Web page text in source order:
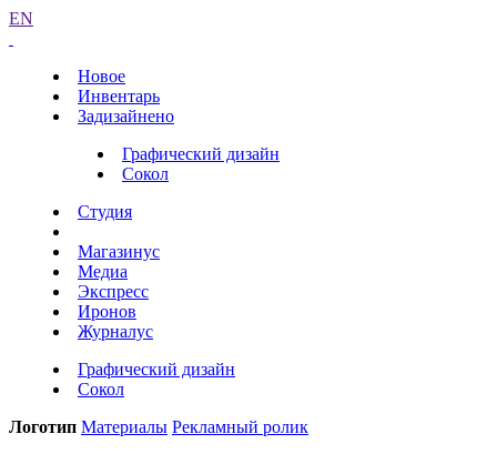
EN
Новое
Инвентарь
Задизайнено
Графический дизайн
Сокол
Студия
Магазинус
Медиа
Экспресс
Иронов
Журналус
Графический дизайн
Сокол
Логотип Материалы Рекламный ролик